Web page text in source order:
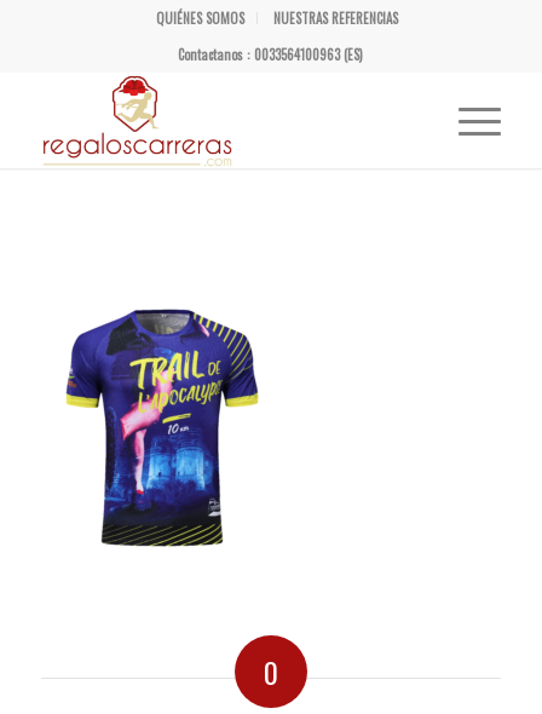
QUIÉNES SOMOS
NUESTRAS REFERENCIAS
Contactanos : 0033564100963 (ES)
0